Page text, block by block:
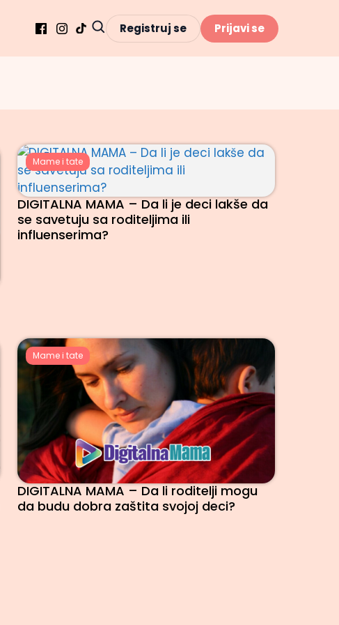
Registruj se Prijavi se
Mame i tate
DIGITALNA MAMA – Da li je deci lakše da
se savetuju sa roditeljima ili
influenserima?
Mame i tate
DIGITALNA MAMA – Da li roditelji mogu
da budu dobra zaštita svojoj deci?